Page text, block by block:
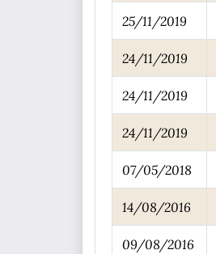
25/11/2019
24/11/2019
24/11/2019
24/11/2019
07/05/2018
14/08/2016
09/08/2016